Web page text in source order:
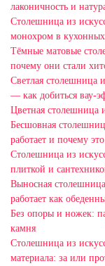
лаконичность и
Столешница из
монохром в кухонных
Тёмные матовые
почему они стали
Светлая столешница
— как добиться вау-
Цветная столешница
Бесшовная
работает и почему
Столешница из
плиткой и
Выносная
работает как
Без опоры и ножек:
камня
Столешница из
материала: за или